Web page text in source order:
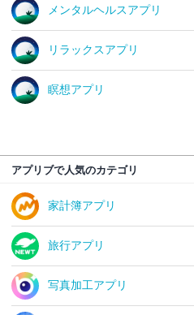
メンタルヘルスアプリ
リラックスアプリ
瞑想アプリ
アプリブで人気のカテゴリ
家計簿アプリ
旅行アプリ
写真加工アプリ